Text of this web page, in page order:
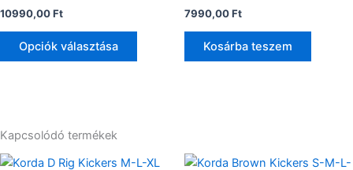
10990,00Ft
Opciók választása
termékoldalon
választhatók
7990,00Ft
Kosárba teszem
Kapcsolódó termékek
Ennek